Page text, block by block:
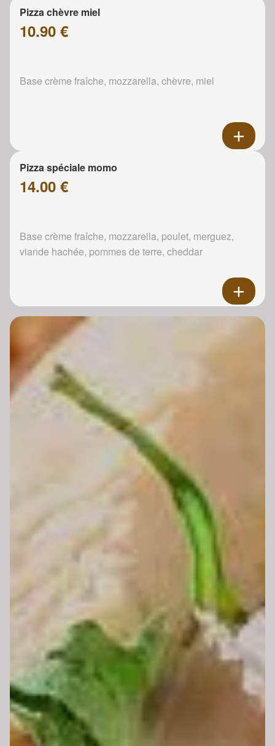
Pizza chèvre miel
10.90 €
Base crème fraîche, mozzarella, chèvre, miel
Pizza spéciale momo
14.00 €
Base crème fraîche, mozzarella, poulet, merguez,
viande hachée, pommes de terre, cheddar